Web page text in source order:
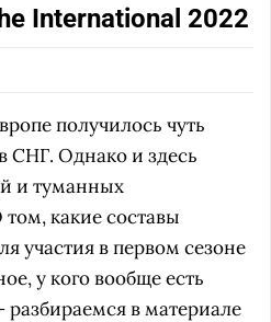
International 2022
получилось чуть
СНГ. Однако и здесь
и туманных
какие составы
участия в первом сезоне
у кого вообще есть
в материале